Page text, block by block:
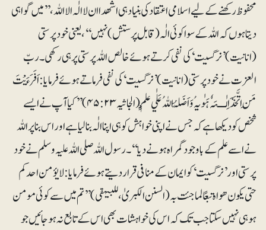
محفوظ رکھنے کے لیے اسلامی اعتقاد کی بنیاد ہی اشھدا ان لا الٰہ الا اللہ ،’’میں گواہی
دیتا ہوں کہ اللہ کے سوا کوئی الٰہ (قابلِ پرستش) نہیں‘‘، یعنی خودپرستی
(انانیت) ’نرگسیت‘ کی نفی کرتے ہوئے خالص اللہ پرستی پر ہی رکھی۔ ربّ
العزت نے خود پرستی (انانیت) ’نرگسیت‘ کی نفی فرماتے ہوئے فرمایا: اَفَرَءَيْتَ
مَنِ اتَّخَذَ اِلٰــہَہٗ ہَوٰىہُ وَاَضَلَّہُ اللہُ عَلٰي عِلْمٍ (الجاثیہ ۴۵:۲۳)’’کیا آپ نے ایسے
شخص کو دیکھا ہے کہ جس نے اپنی خواہش کو ہی اپنا الٰہ بنا لیا ہے اور اس بناپر اللہ
نے اسے علم کے باوجود گمراہ ہونے دیا‘‘۔ رسول اللہ صلی اللہ علیہ وسلم نے خود
پرستی اور ’نرگسیت‘ کو ایمان کے منافی قرار دیتے ہوئے فرمایا: لا یؤمن احدکم
حتی یکون ھواہ تبعًا لما جئت بہ (السنن الکبریٰ، للبیہقی) ’’تم میں سے کوئی مومن
ہو ہی نہیں سکتا جب تک کہ اس کی خواہشات بھی اس کے تابع نہ ہوجائیں جو